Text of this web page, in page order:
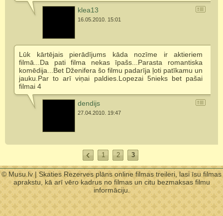
klea13
16.05.2010. 15:01
Lūk kārtējais pierādījums kāda nozīme ir aktieriem
filmā...Da pati filma nekas īpašs...Parasta romantiska
komēdija...Bet Dženifera šo filmu padarīja ļoti patīkamu un
jauku.Par to arī viņai paldies.Lopezai 5nieks bet pašai
filmai 4
dendijs
27.04.2010. 19:47
1 2 3
© Musu.lv | Skaties Rezerves plāns online filmas treileri, lasi īsu filmas
aprakstu, kā arī vēro kadrus no filmas un citu bezmaksas filmu
informāciju.